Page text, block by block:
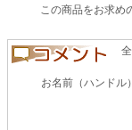
この商品をお求め
お名前（ハンドル